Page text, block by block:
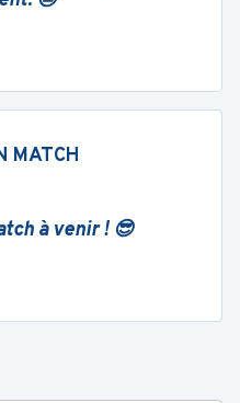
MATCH
à venir ! 😎